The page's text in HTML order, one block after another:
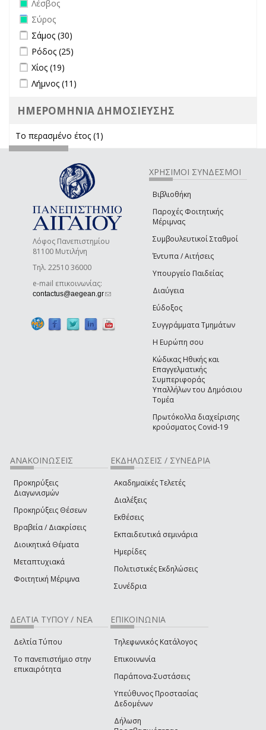
Λέσβος
Remove Σύρος filter
Σύρος
Apply Σάμος filter
Σάμος (30)
Apply Ρόδος filter
Ρόδος (25)
Apply Χίος filter
Χίος (19)
Apply Λήμνος filter
Λήμνος (11)
ΗΜΕΡΟΜΗΝΙΑ ΔΗΜΟΣΙΕΥΣΗΣ
Το περασμένο έτος (1)
Λόφος Πανεπιστημίου
81100 Μυτιλήνη
Τηλ. 22510 36000
e-mail επικοινωνίας:
contactus@aegean.gr(link sends e-mail)
ΧΡΗΣΙΜΟΙ ΣΥΝΔΕΣΜΟΙ
Βιβλιοθήκη
Παροχές Φοιτητικής
Μέριμνας
Συμβουλευτικοί Σταθμοί
Έντυπα / Αιτήσεις
Υπουργείο Παιδείας
Διαύγεια
Εύδοξος
Συγγράμματα Τμημάτων
Η Ευρώπη σου
Κώδικας Ηθικής και
Επαγγελματικής
Συμπεριφοράς
Υπαλλήλων του Δημόσιου
Τομέα
Πρωτόκολλα διαχείρισης
κρούσματος Covid-19
ΑΝΑΚΟΙΝΩΣΕΙΣ
Προκηρύξεις
Διαγωνισμών
Προκηρύξεις Θέσεων
Βραβεία / Διακρίσεις
Διοικητικά Θέματα
Μεταπτυχιακά
Φοιτητική Μέριμνα
ΕΚΔΗΛΩΣΕΙΣ / ΣΥΝΕΔΡΙΑ
Ακαδημαϊκές Τελετές
Διαλέξεις
Εκθέσεις
Εκπαιδευτικά σεμινάρια
Ημερίδες
Πολιτιστικές Εκδηλώσεις
Συνέδρια
ΔΕΛΤΙΑ ΤΥΠΟΥ / ΝΕΑ
Δελτία Τύπου
Το πανεπιστήμιο στην
επικαιρότητα
ΕΠΙΚΟΙΝΩΝΙΑ
Τηλεφωνικός Κατάλογος
Επικοινωνία
Παράπονα-Συστάσεις
Υπεύθυνος Προστασίας
Δεδομένων
Δήλωση